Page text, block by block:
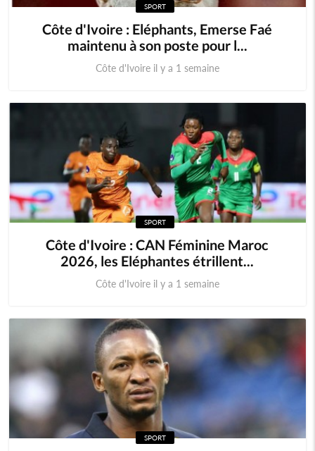
SPORT
Côte d'Ivoire : Eléphants, Emerse Faé
maintenu à son poste pour l...
Côte d'Ivoire il y a 1 semaine
SPORT
Côte d'Ivoire : CAN Féminine Maroc
2026, les Eléphantes étrillent...
Côte d'Ivoire il y a 1 semaine
SPORT